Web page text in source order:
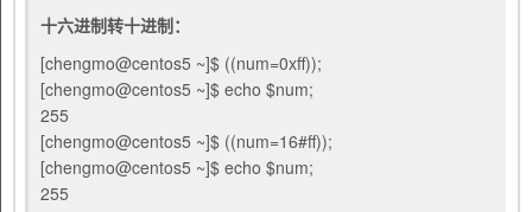
十六进制转十进制：
[chengmo@centos5 ~]$ ((num=0xff));
[chengmo@centos5 ~]$ echo $num;
255
[chengmo@centos5 ~]$ ((num=16#ff));
[chengmo@centos5 ~]$ echo $num;
255